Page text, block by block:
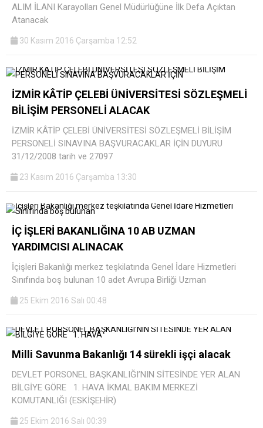
ALIM İLANI Karayolları Genel Müdürlüğüne İlk Defa Açıktan
Atanacak
30 Kasım 2016 Çarşamba 12:52
İZMİR KÂTİP ÇELEBİ ÜNİVERSİTESİ SÖZLEŞMELİ
BİLİŞİM PERSONELİ ALACAK
İZMİR KÂTİP ÇELEBİ ÜNİVERSİTESİ SÖZLEŞMELİ BİLİŞİM
PERSONELİ SINAVINA BAŞVURACAKLAR İÇİN DUYURU
31/12/2008 tarih ve 27097
23 Kasım 2016 Çarşamba 13:30
İÇ İŞLERİ BAKANLIĞINA 10 AB UZMAN
YARDIMCISI ALINACAK
İçişleri Bakanlığı merkez teşkilatında Genel İdare Hizmetleri
Sınıfında boş bulunan 10 adet Avrupa Birliği Uzman
25 Ekim 2016 Salı 00:48
Milli Savunma Bakanlığı 14 sürekli işçi alacak
DEVLET PORSONEL BAŞKANLIĞI’NIN SİTESİNDE YER ALAN
BİLGİYE GÖRE 1. HAVA İKMAL BAKIM MERKEZİ
KOMUTANLIĞI (ESKİŞEHİR)
25 Ekim 2016 Salı 00:39